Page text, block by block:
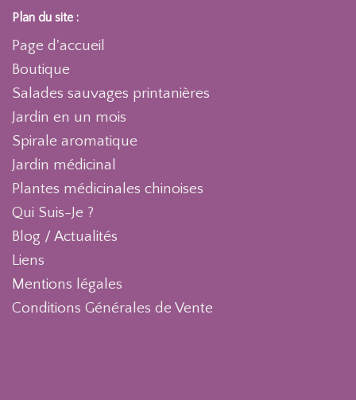
Plan du site :
Page d'accueil
Boutique
Salades sauvages printanières
Jardin en un mois
Spirale aromatique
Jardin médicinal
Plantes médicinales chinoises
Qui Suis-Je ?
Blog / Actualités
Liens
Mentions légales
Conditions Générales de Vente